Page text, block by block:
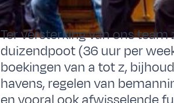
Ter versterking van ons
duizendpoot (36 uur per
boekingen van a tot z,
havens, regelen van